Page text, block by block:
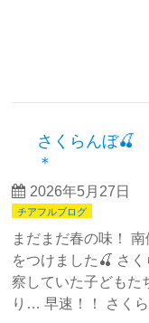
さくらんぼ
＊
2026年5月27日
チアフルブログ
まだまだ春の味！
をつけました🍒 さ
察していた子どもた
り… 早速！！ さく